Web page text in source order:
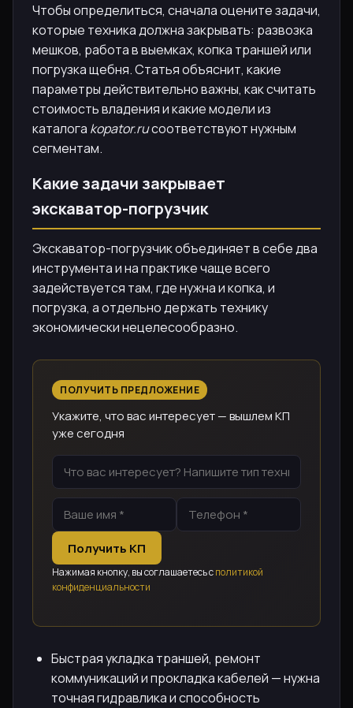
Чтобы определиться, сначала оцените задачи,
которые техника должна закрывать: развозка
мешков, работа в выемках, копка траншей или
погрузка щебня. Статья объяснит, какие
параметры действительно важны, как считать
стоимость владения и какие модели из
каталога kopator.ruсоответствуют нужным
сегментам.
Какие задачи закрывает
экскаватор-погрузчик
Экскаватор-погрузчик объединяет в себе два
инструмента и на практике чаще всего
задействуется там, где нужна и копка, и
погрузка, а отдельно держать технику
экономически нецелесообразно.
ПОЛУЧИТЬ ПРЕДЛОЖЕНИЕ
Укажите, что вас интересует — вышлем КП
уже сегодня
Получить КП
Нажимая кнопку, вы соглашаетесь сполитикой
конфиденциальности
Быстрая укладка траншей, ремонт
коммуникаций и прокладка кабелей — нужна
точная гидравлика и способность